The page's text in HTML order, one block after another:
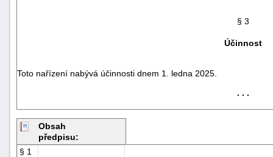
§ 3
Účinnost
Toto nařízení nabývá účinnosti dnem 1. ledna 2025.
. . .
Obsah
předpisu:
§ 1